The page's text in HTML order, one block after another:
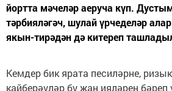
йортта мәчеләр аеруча күп.
тәрбияләгәч, шулай үрчеделәр
якын-тирәдән дә китереп
Кемдер бик ярата песиләрне,
кайберәүләр бу җан ияләрен бәреп